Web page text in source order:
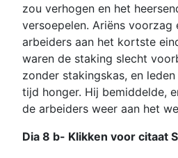
zou verhogen en het
versoepelen. Ariëns voorzag
arbeiders aan het kortste
waren de staking slecht
zonder stakingskas, en
tijd honger. Hij bemiddelde,
de arbeiders weer aan het
Dia 8 b- Klikken voor citaat